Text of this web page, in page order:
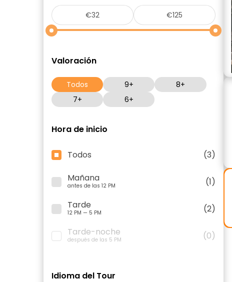
Valoración
Todos 9+
8+
7+
6+
Hora de inicio
Todos
(3)
Mañana
antes de las 12 PM
(1)
Tarde
12 PM — 5 PM
(2)
Tarde-noche
después de las 5 PM (0)
Idioma del Tour